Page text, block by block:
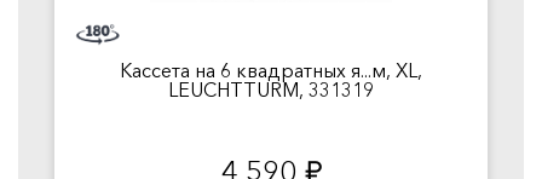
Кассета на 6 квадратных я...м, XL,
LEUCHTTURM, 331319
4 590